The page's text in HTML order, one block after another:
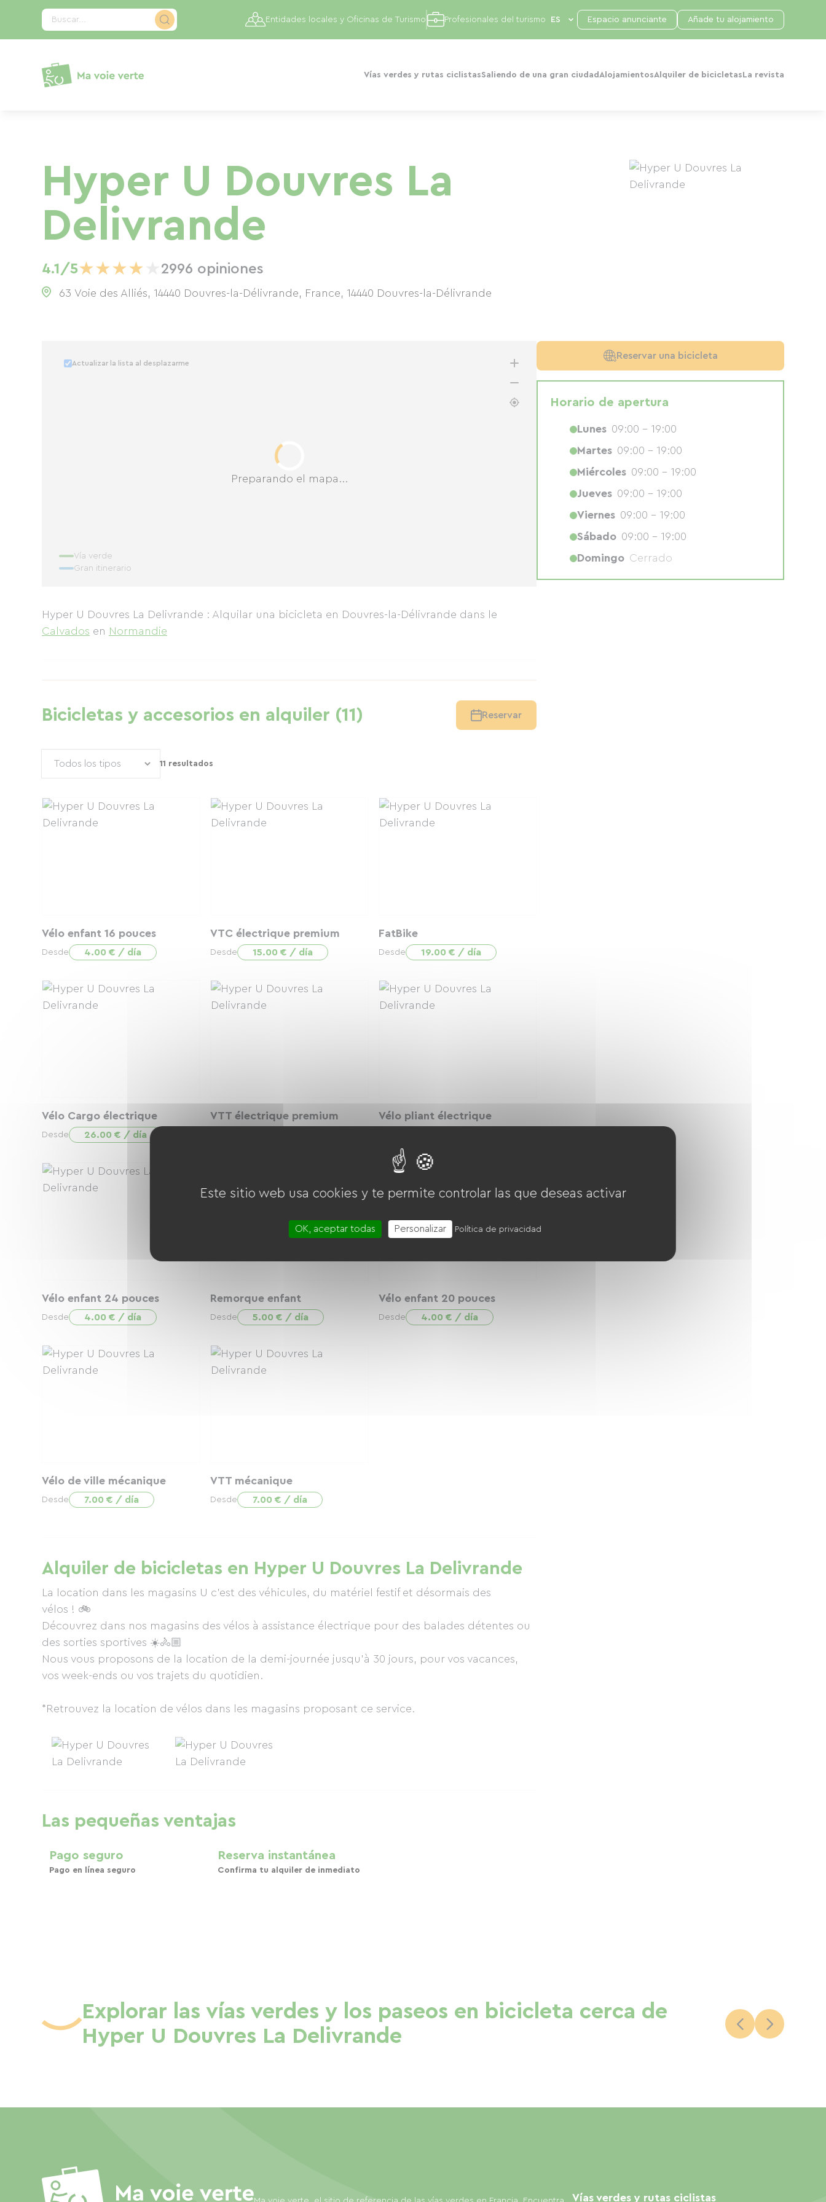
Buscar...
Vías verdes y rutas ciclistasSaliendo de una gran ciudad AlojamientosAlquiler de bicicletas La revista
Entidades locales y Oficinas de Turismo Profesionales del turismo Espacio anunciante Añade tu alojamiento
Hyper U Douvres La
Delivrande
4.1/5★★★★ 2996 opiniones
63 Voie des Alliés, 14440 Douvres-la-Délivrande, France, 14440 Douvres-la-Délivrande
Preparando el mapa...
Actualizar la lista al desplazarme
Vía verde
Gran itinerario
Hyper U Douvres La Delivrande : Alquilar una bicicleta en Douvres-la-Délivrande dans le
Calvados en Normandie
Bicicletas y accesorios en alquiler (11) Reservar
11 resultados
Vélo enfant 16 pouces
Desde 4.00 € / día
VTC électrique premium
Desde 15.00 € / día
FatBike
Desde 19.00 € / día
Vélo Cargo électrique
Desde 26.00 € / día
VTT électrique premium Vélo pliant électrique
Vélo enfant 24 pouces
Desde 4.00 € / día
Remorque enfant
Desde 5.00 € / día
Vélo enfant 20 pouces
Desde 4.00 € / día
Vélo de ville mécanique
Desde 7.00 € / día
VTT mécanique
Desde 7.00 € / día
Alquiler de bicicletas en Hyper U Douvres La Delivrande
La location dans les magasins U c’est des véhicules, du matériel festif et désormais des
vélos ! 🚲
Découvrez dans nos magasins des vélos à assistance électrique pour des balades détentes ou
des sorties sportives ☀️🚴🏼
Nous vous proposons de la location de la demi-journée jusqu’à 30 jours, pour vos vacances,
vos week-ends ou vos trajets du quotidien.
*Retrouvez la location de vélos dans les magasins proposant ce service.
Las pequeñas ventajas
Pago seguro
Pago en línea seguro
Reserva instantánea
Confirma tu alquiler de inmediato
Reservar una bicicleta
Horario de apertura
Lunes 09:00 - 19:00
Martes 09:00 - 19:00
Miércoles 09:00 - 19:00
Jueves 09:00 - 19:00
Viernes 09:00 - 19:00
Sábado 09:00 - 19:00
Domingo Cerrado
Explorar las vías verdes y los paseos en bicicleta cerca de
Hyper U Douvres La Delivrande
Vías verdes y rutas ciclistas
Panel de gestión de cookies
Este sitio web usa cookies y te permite controlar las que deseas activar
OK, aceptar todas Personalizar Política de privacidad